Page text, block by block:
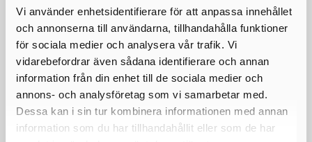
Vi använder enhetsidentifierare för att anpassa innehållet
och annonserna till användarna, tillhandahålla funktioner
för sociala medier och analysera vår trafik. Vi
vidarebefordrar även sådana identifierare och annan
information från din enhet till de sociala medier och
annons- och analysföretag som vi samarbetar med.
Dessa kan i sin tur kombinera informationen med annan
information som du har tillhandahållit eller som de har
Mobilnummer*
Företag*